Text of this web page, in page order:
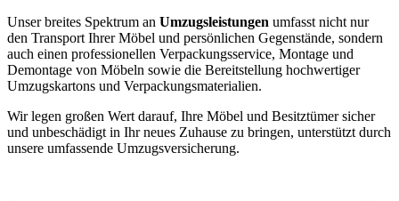
Unser breites Spektrum an Umzugsleistungen umfasst nicht nur
den Transport Ihrer Möbel und persönlichen Gegenstände, sondern
auch einen professionellen Verpackungsservice, Montage und
Demontage von Möbeln sowie die Bereitstellung hochwertiger
Umzugskartons und Verpackungsmaterialien.
Wir legen großen Wert darauf, Ihre Möbel und Besitztümer sicher
und unbeschädigt in Ihr neues Zuhause zu bringen, unterstützt durch
unsere umfassende Umzugsversicherung.